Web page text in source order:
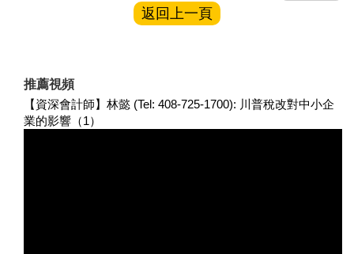
返回上一頁
推薦視頻
【資深會計師】林懿 (Tel: 408-725-1700): 川普稅改對中小企
業的影響（1）